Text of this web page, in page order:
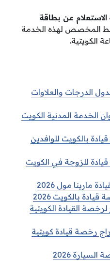
الاستعلام عن بطاقة
المخصص لهذه الخدمة
الكويتية.
الدرجات والعلاوات
الخدمة المدنية الكويت
بالكويت للوافدين
للزوجة في الكويت
مارينا مول 2026
بالكويت 2026
القيادة الكويتية
رخصة قيادة كويتية
2026